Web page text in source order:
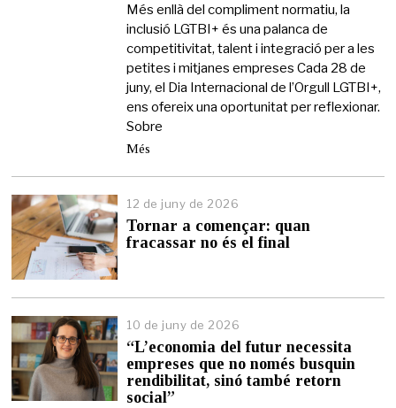
u
n
y
d
e
2
0
Més enllà del compliment normatiu, la
inclusió LGTBI+ és una palanca de
competitivitat, talent i integració per a les
petites i mitjanes empreses Cada 28 de
juny, el Dia Internacional de l’Orgull LGTBI+,
ens ofereix una oportunitat per reflexionar.
Sobre
Més
12 de juny de 2026
2
d
e
n
e
2
0
Tornar a començar: quan
fracassar no és el final
10 de juny de 2026
“L’economia del futur necessita
empreses que no només busquin
rendibilitat, sinó també retorn
social”